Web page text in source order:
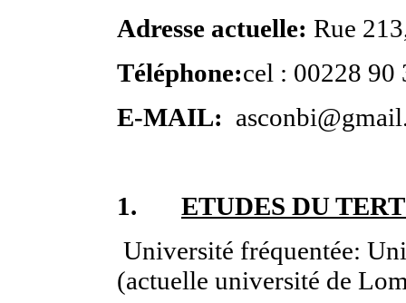
Adresse actuelle: Rue
Téléphone:cel : 00228 90
E-MAIL:
1. ETUDES DU
Université fréquentée:
(actuelle université de